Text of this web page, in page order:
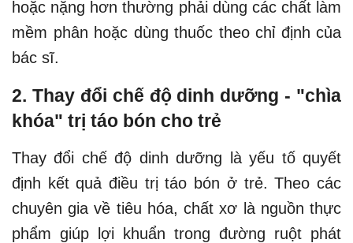
hoặc nặng hơn thường phải dùng các chất làm
mềm phân hoặc dùng thuốc theo chỉ định của
bác sĩ.
2. Thay đổi chế độ dinh dưỡng - "chìa
khóa" trị táo bón cho trẻ
Thay đổi chế độ dinh dưỡng là yếu tố quyết
định kết quả điều trị táo bón ở trẻ. Theo các
chuyên gia về tiêu hóa, chất xơ là nguồn thực
phẩm giúp lợi khuẩn trong đường ruột phát